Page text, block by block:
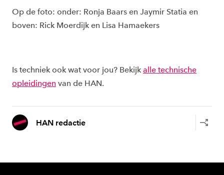
Op de foto: onder: Ronja Baars en Jaymir Statia en
boven: Rick Moerdijk en Lisa Hamaekers
Is techniek ook wat voor jou? Bekijk alle technische
opleidingen van de HAN.
HAN redactie